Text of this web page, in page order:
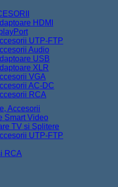
HDMI
UTP-FTP
Audio
USB
XLR
VGA
AC-DC
RCA
Accesorii
Smart Video
TV si Splitere
UTP-FTP
RCA